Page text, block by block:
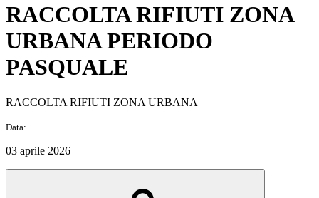
RACCOLTA RIFIUTI ZONA
URBANA PERIODO
PASQUALE
RACCOLTA RIFIUTI ZONA URBANA
Data:
03 aprile 2026